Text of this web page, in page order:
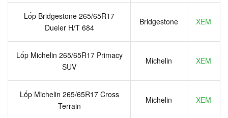
Lốp Bridgestone 265/65R17
Dueler H/T 684
Bridgestone XEM
Lốp Michelin 265/65R17 Primacy
SUV
Michelin XEM
Lốp Michelin 265/65R17 Cross
Terrain
Michelin XEM